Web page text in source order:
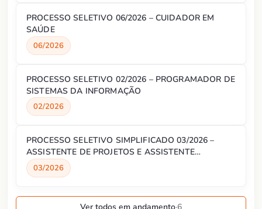
PROCESSO SELETIVO 06/2026 – CUIDADOR EM
SAÚDE
06/2026
PROCESSO SELETIVO 02/2026 – PROGRAMADOR DE
SISTEMAS DA INFORMAÇÃO
02/2026
PROCESSO SELETIVO SIMPLIFICADO 03/2026 –
ASSISTENTE DE PROJETOS E ASSISTENTE
ADMINISTRATIVO
03/2026